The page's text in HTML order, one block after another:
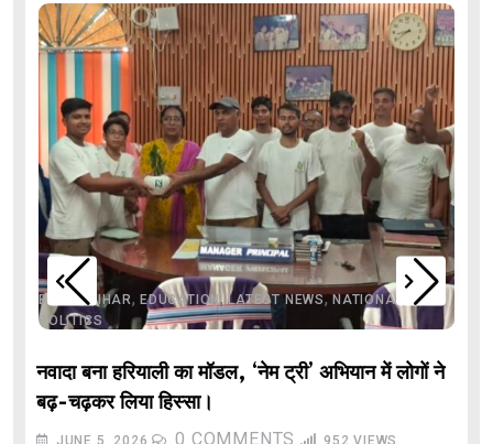
BIHAR,BIHAR, EDUCATION,LATEST NEWS,NATIONAL
POLITICS
नवादा बना हरियाली का मॉडल, ‘नेम ट्री’ अभियान में लोगों ने
बढ़-चढ़कर लिया हिस्सा।
JUNE 5, 2026 0 COMMENTS 952 VIEWS